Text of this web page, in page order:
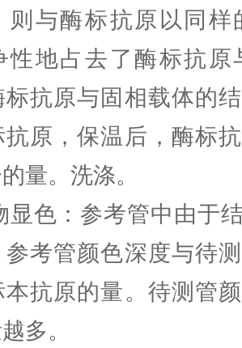
则与酶标抗原以同样
性地占去了酶标抗原
标抗原与固相载体的
抗原，保温后，酶标
量。洗涤。
显色：参考管中由于
参考管颜色深度与待
本抗原的量。待测管
多。